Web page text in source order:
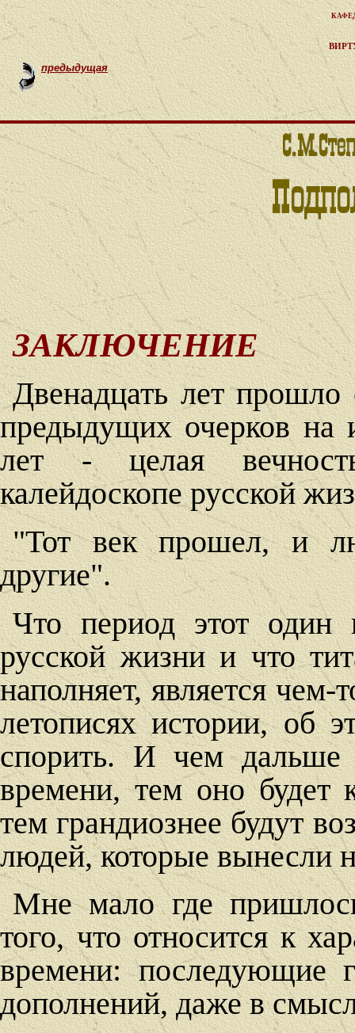
предыдущая
ЗАКЛЮЧЕНИЕ
Двенадцать лет прошло
предыдущих очерков на
лет - целая
калейдоскопе русской
"Тот век прошел, и
другие".
Что период этот один
русской жизни и что
наполняет, является
летописях истории, об
спорить. И чем дальше
времени, тем оно будет
тем грандиознее будут
людей, которые вынесли
Мне мало где
того, что относится к
времени: последующие
дополнений, даже в